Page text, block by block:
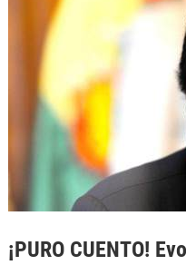
¡PURO CUENTO!